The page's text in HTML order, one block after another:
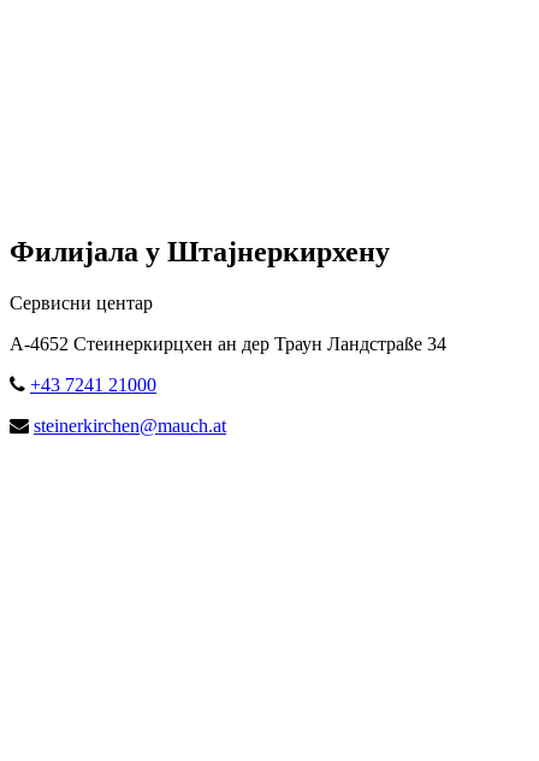
Филијала у Штајнеркирхену
Сервисни центар
А-4652 Стеинеркирцхен ан дер Траун Ландстраßе 34
+43 7241 21000
steinerkirchen@mauch.at